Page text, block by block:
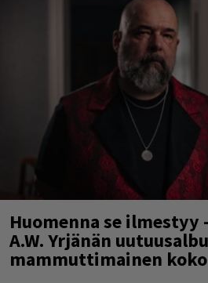
Huomenna se ilmestyy
A.W. Yrjänän
mammuttimainen